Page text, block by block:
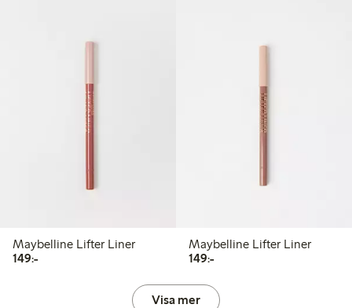
Maybelline Lifter Liner
149:-149,00 kr
Maybelline Lifter Liner
149:-149,00 kr
Visa mer